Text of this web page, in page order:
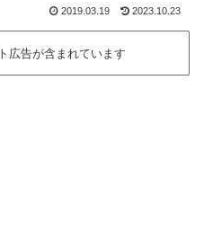
2019.03.19 2023.10.23
広告が含まれています